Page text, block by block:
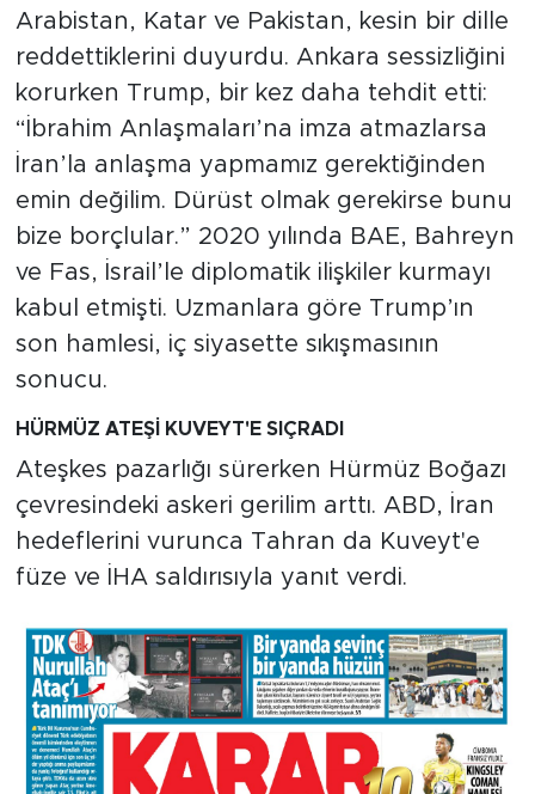
Arabistan, Katar ve Pakistan, kesin bir dille
reddettiklerini duyurdu. Ankara sessizliğini
korurken Trump, bir kez daha tehdit etti:
“İbrahim Anlaşmaları’na imza atmazlarsa
İran’la anlaşma yapmamız gerektiğinden
emin değilim. Dürüst olmak gerekirse bunu
bize borçlular.” 2020 yılında BAE, Bahreyn
ve Fas, İsrail’le diplomatik ilişkiler kurmayı
kabul etmişti. Uzmanlara göre Trump’ın
son hamlesi, iç siyasette sıkışmasının
sonucu.
HÜRMÜZ ATEŞİ KUVEYT'E SIÇRADI
Ateşkes pazarlığı sürerken Hürmüz Boğazı
çevresindeki askeri gerilim arttı. ABD, İran
hedeflerini vurunca Tahran da Kuveyt'e
füze ve İHA saldırısıyla yanıt verdi.